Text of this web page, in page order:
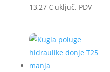
13,27 € uključ. PDV